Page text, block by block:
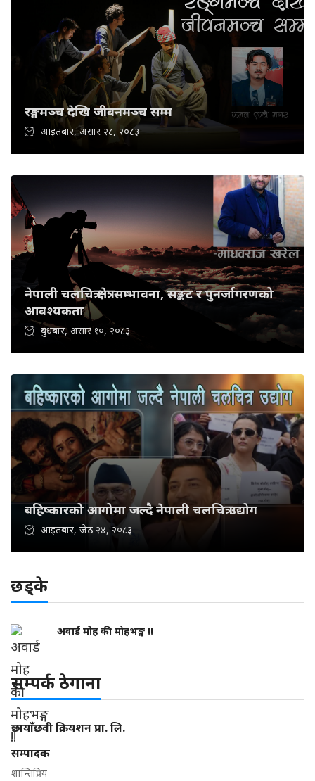
रङ्गमञ्च देखि जीवनमञ्च सम्म
आइतबार, असार २८, २०८३
नेपाली चलचित्र क्षेत्र: सम्भावना, सङ्कट र पुनर्जागरणको
आवश्यकता
बुधबार, असार १०, २०८३
बहिष्कारको आगोमा जल्दै नेपाली चलचित्र उद्योग
आइतबार, जेठ २४, २०८३
छड्के
अवार्ड मोह की मोहभङ्ग !!
सम्पर्क ठेगाना
छायाँछवी क्रियशन प्रा. लि.
सम्पादक
शान्तिप्रिय